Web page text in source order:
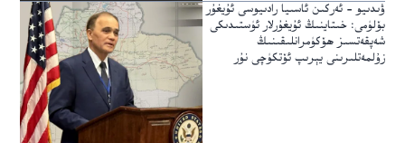
ۋىدىيو – ئەركىن ئاسىيا رادىيوسى ئۇيغۇر
بۆلۈمى: خىتاينىڭ ئۇيغۇرلار ئۈستىدىكى
شەپقەتسىز ھۆكۈمرانلىقىنىڭ
زۇلمەتلىرىنى يېرىپ ئۆتكۈچى نۇر